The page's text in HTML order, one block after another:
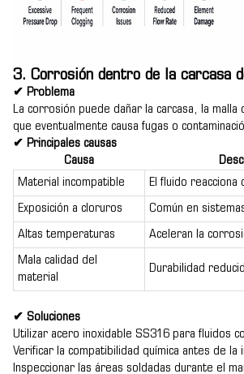
3. Corrosión dentro de la carcasa
✔ Problema
La corrosión puede dañar la carcasa, la
que eventualmente causa fugas o
✔ Principales causas
Causa
Material incompatible
El fluido
Exposición a cloruros Común en
Altas temperaturas Aceleran la
Mala calidad del
material
Durabilidad
✔ Soluciones
Utilizar acero inoxidable SS316 para fluidos
Verificar la compatibilidad química antes de la
Inspeccionar las áreas soldadas durante el